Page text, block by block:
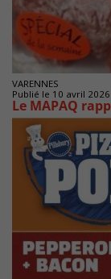
VARENNES
Publié le 10 avril
Le MAPAQ